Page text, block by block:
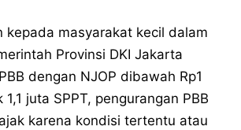
kepada masyarakat kecil dalam
Provinsi DKI Jakarta
dengan NJOP dibawah Rp1
juta SPPT, pengurangan PBB
karena kondisi tertentu atau